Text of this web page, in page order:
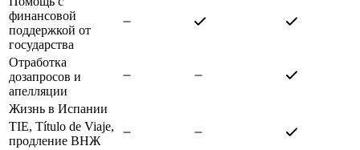
финансовой
поддержкой от
государства
Отработка
дозапросов и
апелляции
Жизнь в Испании
TIE, Título de Viaje,
продление ВНЖ